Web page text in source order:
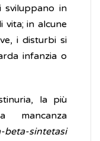
sviluppano in
in alcune
i disturbi si
infanzia o
la più
mancanza
beta-sintetasi